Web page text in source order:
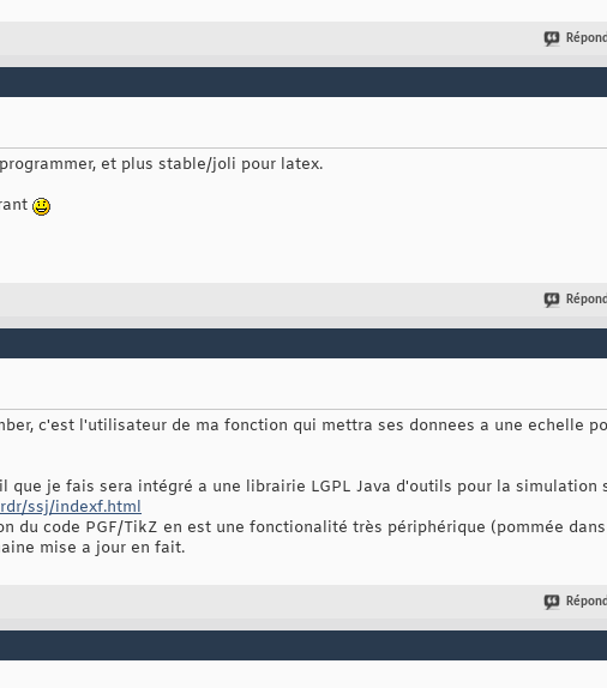
et plus stable/joli pour latex.
c'est l'utilisateur de ma fonction qui mettra ses donnees a une echelle
que je fais sera intégré a une librairie LGPL Java d'outils pour la simulation
ssj/indexf.html
du code PGF/TikZ en est une fonctionalité très périphérique (pommée
mise a jour en fait.